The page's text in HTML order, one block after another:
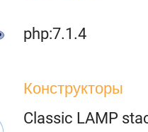
php:7.1.4
Конструкторы
Classic LAMP